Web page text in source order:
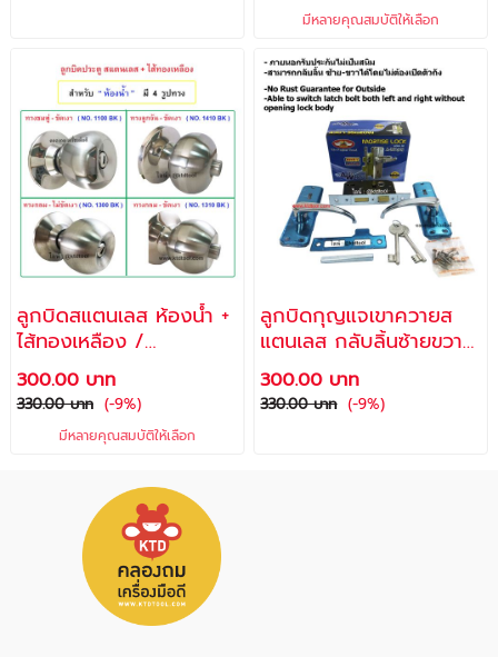
มีหลายคุณสมบัติให้เลือก
ลูกบิดสแตนเลส ห้องน้ำ +
ไส้ทองเหลือง /
ALLWAYS
300.00 บาท
330.00 บาท (-9%)
มีหลายคุณสมบัติให้เลือก
ลูกบิดกุญแจเขาควายส
แตนเลส กลับลิ้นซ้ายขวา
ด้วยปุ่มนอกตัวถัง พร้อม
กุญแจ 2 ดอก / มือจับ
เขาควาย มือจับก้านโยก
300.00 บาท
330.00 บาท (-9%)